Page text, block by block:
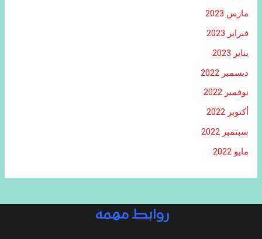
مارس 2023
فبراير 2023
يناير 2023
ديسمبر 2022
نوفمبر 2022
أكتوبر 2022
سبتمبر 2022
مايو 2022
روابط مهمة